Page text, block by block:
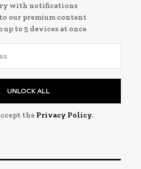
with notifications
our premium content
up to 5 devices at once
UNLOCK ALL
the Privacy Policy.